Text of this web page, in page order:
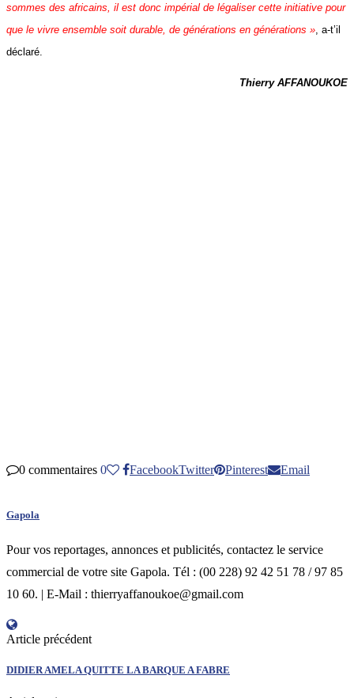
sommes des africains, il est donc impérial de légaliser cette initiative pour
que le vivre ensemble soit durable, de générations en générations » , a-t’il
déclaré.
Thierry AFFANOUKOE
0 commentaires 0 FacebookTwitter Pinterest Email
Gapola
Pour vos reportages, annonces et publicités, contactez le service
commercial de votre site Gapola. Tél : (00 228) 92 42 51 78 / 97 85
10 60. | E-Mail : thierryaffanoukoe@gmail.com
Article précédent
DIDIER AMELA QUITTE LA BARQUE A FABRE